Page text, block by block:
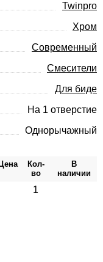
Twinpro
Хром
Современный
Смесители
Для биде
На 1 отверстие
Однорычажный
Цена
Кол-
во
В
наличии
1